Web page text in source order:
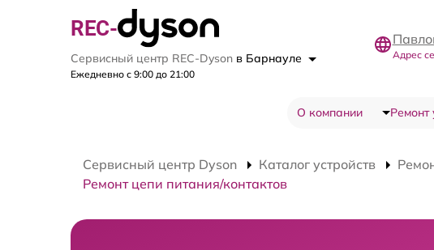
REC-
Сервисный центр REC-Dyson в Барнауле
Ежедневно с 9:00 до 21:00
Адрес
О компании Ремонт
Сервисный центр Dyson Каталог устройств
Ремонт цепи питания/контактов